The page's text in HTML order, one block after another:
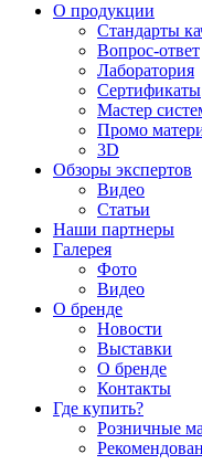
О продукции
Стандарты
Вопрос-ответ
Лаборатория
Сертификаты
Мастер
Промо
3D
Обзоры экспертов
Видео
Статьи
Наши партнеры
Галерея
Фото
Видео
О бренде
Новости
Выставки
О бренде
Контакты
Где купить?
Розничные